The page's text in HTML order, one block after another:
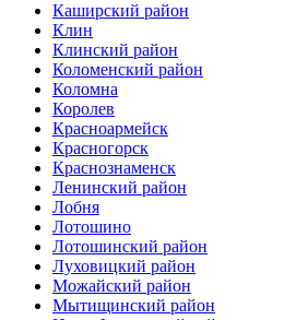
Каширский район
Клин
Клинский район
Коломенский район
Коломна
Королев
Красноармейск
Красногорск
Краснознаменск
Ленинский район
Лобня
Лотошино
Лотошинский район
Луховицкий район
Можайский район
Мытищинский район